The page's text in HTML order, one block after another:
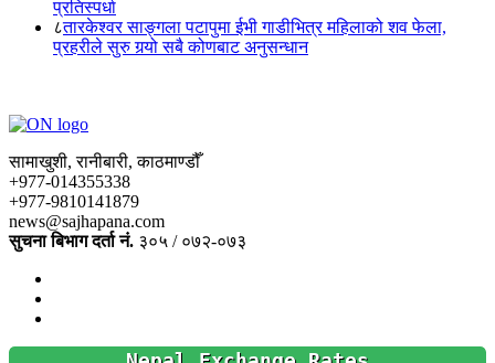
प्रतिस्पर्धा
८तारकेश्वर साङ्गला पटापुमा ईभी गाडीभित्र महिलाको शव फेला,
प्रहरीले सुरु गर्‍यो सबै कोणबाट अनुसन्धान
सामाखुशी, रानीबारी, काठमाण्डौँ
+977-014355338
+977-9810141879
news@sajhapana.com
सुचना बिभाग दर्ता नं. ३०५ / ०७२-०७३